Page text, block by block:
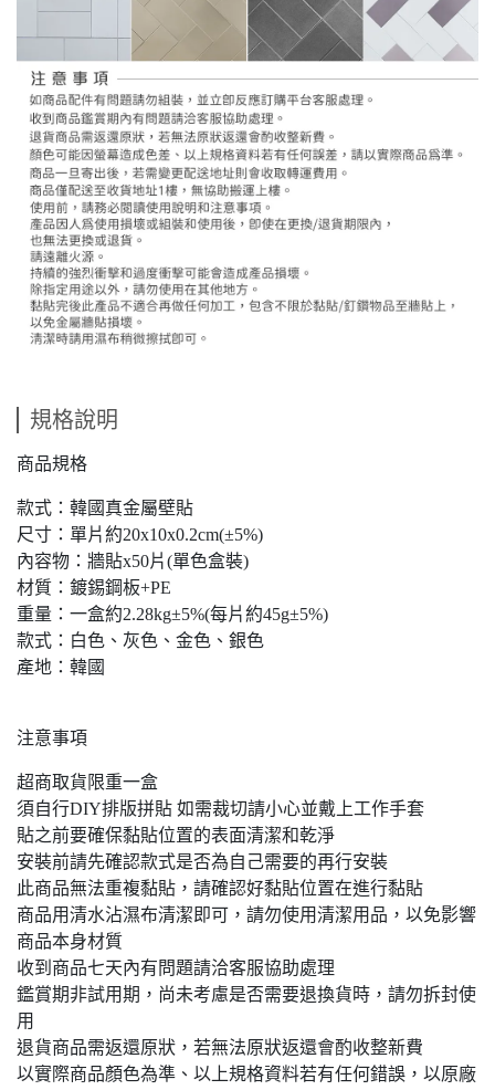
規格說明
商品規格
款式：韓國真金屬壁貼
尺寸：單片約20x10x0.2cm(±5%)
內容物：牆貼x50片(單色盒裝)
材質：鍍錫鋼板+PE
重量：一盒約2.28kg±5%(每片約45g±5%)
款式：白色、灰色、金色、銀色
產地：韓國
注意事項
超商取貨限重一盒
須自行DIY排版拼貼 如需裁切請小心並戴上工作手套
貼之前要確保黏貼位置的表面清潔和乾淨
安裝前請先確認款式是否為自己需要的再行安裝
此商品無法重複黏貼，請確認好黏貼位置在進行黏貼
商品用清水沾濕布清潔即可，請勿使用清潔用品，以免影響
商品本身材質
收到商品七天內有問題請洽客服協助處理
鑑賞期非試用期，尚未考慮是否需要退換貨時，請勿拆封使
用
退貨商品需返還原狀，若無法原狀返還會酌收整新費
以實際商品顏色為準、以上規格資料若有任何錯誤，以原廠